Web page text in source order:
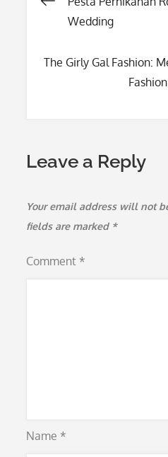
Wedding
The Girly Gal Fashion:
Leave a Reply
Your email address will not
fields are marked *
Comment *
Name *